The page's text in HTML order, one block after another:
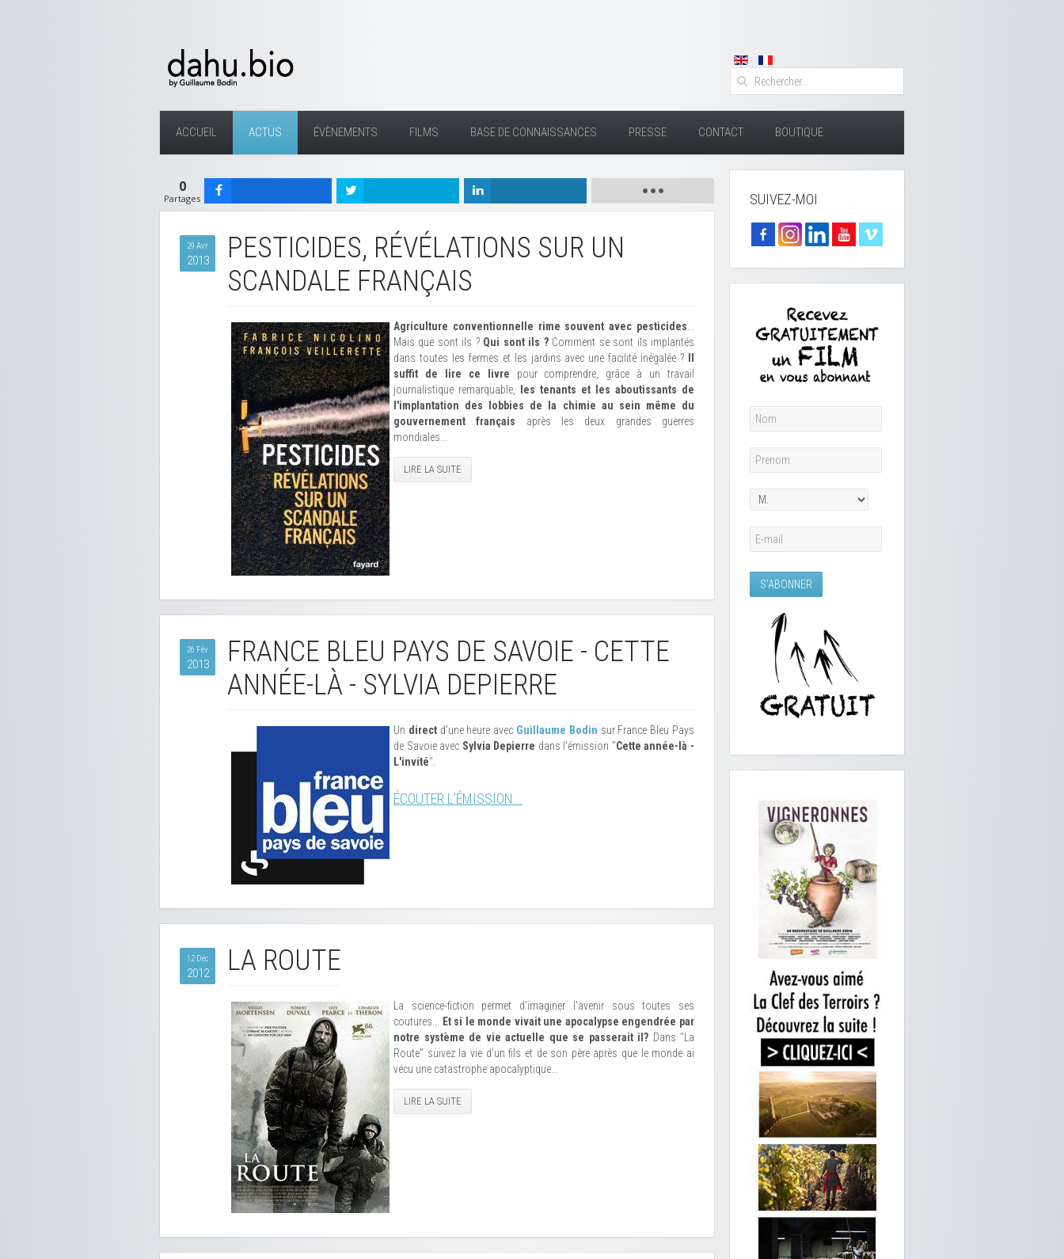
ACCUEIL ACTUS ÉVÈNEMENTS FILMS BASE DE CONNAISSANCES PRESSE CONTACT BOUTIQUE
0
Partages
29 Avr
2013
PESTICIDES, RÉVÉLATIONS SUR UN
SCANDALE FRANÇAIS
Agriculture conventionnelle rime souvent avec pesticides
Mais que sont ils ? Qui sont ils ?Comment se sont ils implantés
dans toutes les fermes et les jardins avec une facilité inégalée ?
suffit de lire ce livre pour comprendre, grâce à un travail
journalistique remarquable,
les tenants et les aboutissants de
l'implantation des lobbies de la chimie au sein même du
gouvernement français après les deux grandes guerres
mondiales...
LIRE LA SUITE
26 Fév
2013
FRANCE BLEU PAYS DE SAVOIE - CETTE
ANNÉE-LÀ - SYLVIA DEPIERRE
Un directd'une heure avec Guillaume Bodin sur France Bleu Pays
de Savoie avec Sylvia Depierre dans l'émission "Cette année-là -
L'invité".
ÉCOUTER L'ÉMISSION...
12 Déc
2012 LA ROUTE
La science-fiction permet d'imaginer l'avenir sous toutes ses
coutures...
Et si le monde vivait une apocalypse engendrée par
notre système de vie actuelle que se passerait il? Dans "La
Route" suivez la vie d'un fils et de son père après que le monde ai
vécu une catastrophe apocalyptique...
LIRE LA SUITE
SUIVEZ-MOI